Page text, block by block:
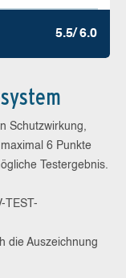
5.5/ 6.0
Schutzwirkung,
6 Punkte
Testergebnis.
TEST-
die Auszeichnung